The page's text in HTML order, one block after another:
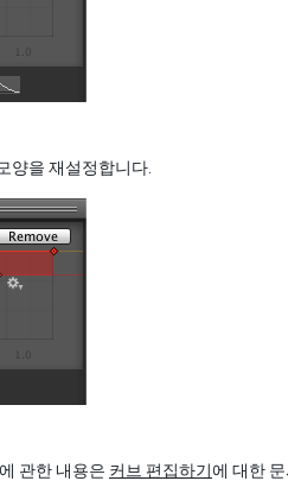
양을 재설정합니다.
관한 내용은 커브 편집하기에 대한